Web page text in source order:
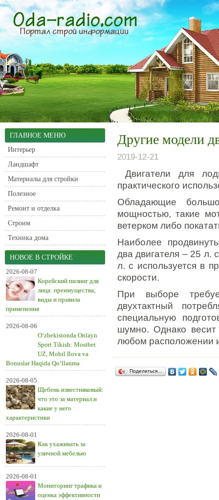
ГЛАВНОЕ МЕНЮ
Интерьер
Ландшафт
Материалы для стройки
Полезное
Ремонт и отделка
Строим
Техника дома
НОВОЕ В СТРОЙКЕ
2026-08-07
Корейский пилинг для
лица: преимущества,
виды и правила
применения
2026-08-06
O‘zbekistonda Onlayn
Sport Tikish: Mostbet
UZ, Mobil Ilova va
Bonuslar Haqida Qo‘llanma
2026-08-05
Щебень известняковый:
что это за материал и
какие у него
характеристики
2026-08-01
Как ухаживать за
уличной мебелью
2026-08-01
Мониторинг трафика и
оценка эффективности
Другие модели
2019-12-21
Двигатели для
практического
Обладающие
мощностью, такие
ветерком либо
Наиболее
два двигателя – 25 л.
л. с используется в
скорости.
При выборе
двухтактный
специальную
шумно. Однако весит
любом расположении
Поделиться…